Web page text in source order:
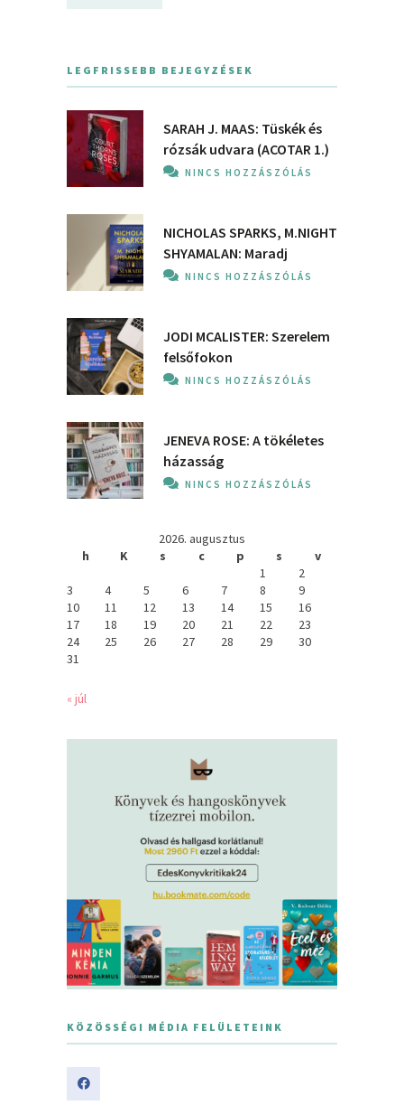
LEGFRISSEBB BEJEGYZÉSEK
SARAH J. MAAS: Tüskék és
rózsák udvara (ACOTAR 1.)
NINCS HOZZÁSZÓLÁS
NICHOLAS SPARKS, M.NIGHT
SHYAMALAN: Maradj
NINCS HOZZÁSZÓLÁS
JODI MCALISTER: Szerelem
felsőfokon
NINCS HOZZÁSZÓLÁS
JENEVA ROSE: A ​tökéletes
házasság
NINCS HOZZÁSZÓLÁS
2026. augusztus
h
K s c p s
v
1
2
3
4 5 6 7 8
9
10
11 12 13 14 15
16
17
18 19 20 21 22
23
24
25 26 27 28 29
30
31
« júl
KÖZÖSSÉGI MÉDIA FELÜLETEINK